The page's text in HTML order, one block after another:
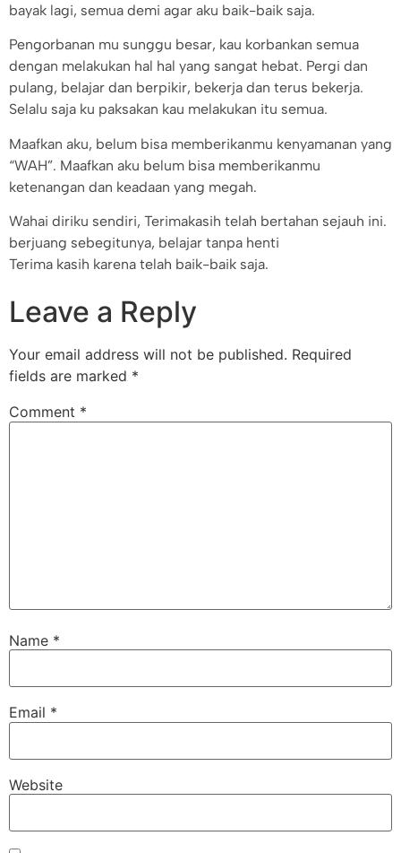
bayak lagi, semua demi agar aku baik-baik saja.
Pengorbanan mu sunggu besar, kau korbankan semua
dengan melakukan hal hal yang sangat hebat. Pergi dan
pulang, belajar dan berpikir, bekerja dan terus bekerja.
Selalu saja ku paksakan kau melakukan itu semua.
Maafkan aku, belum bisa memberikanmu kenyamanan yang
“WAH”. Maafkan aku belum bisa memberikanmu
ketenangan dan keadaan yang megah.
Wahai diriku sendiri, Terimakasih telah bertahan sejauh ini.
berjuang sebegitunya, belajar tanpa henti
Terima kasih karena telah baik-baik saja.
Leave a Reply
Your email address will not be published. Required
fields are marked *
Comment *
Name *
Email *
Website